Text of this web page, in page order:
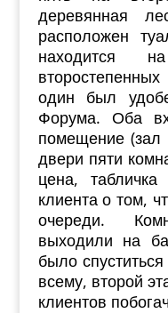
деревянная
расположен
находится
один был
Форума. Оба
помещение (зал
двери пяти
цена,
клиента о том,
очереди.
выходили на
было
всему, второй
клиентов